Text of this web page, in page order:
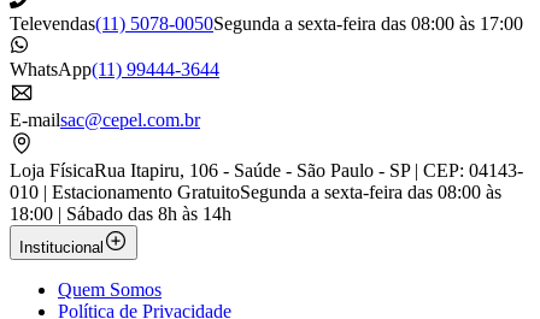
Televendas(11) 5078-0050Segunda a sexta-feira das 08:00 às 17:00
WhatsApp(11) 99444-3644
E-mailsac@cepel.com.br
Loja FísicaRua Itapiru, 106 - Saúde - São Paulo - SP | CEP: 04143-
010 | Estacionamento GratuitoSegunda a sexta-feira das 08:00 às
18:00 | Sábado das 8h às 14h
Institucional
Quem Somos
Política de Privacidade